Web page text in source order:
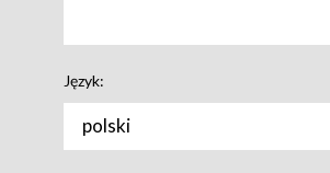
Język:
polski